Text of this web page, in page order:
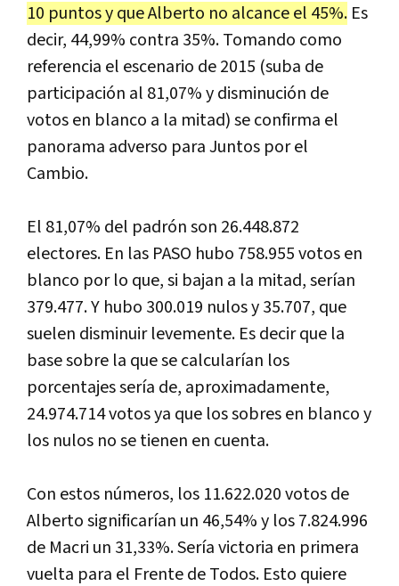
10 puntos y que Alberto no alcance el 45%. Es
decir, 44,99% contra 35%. Tomando como
referencia el escenario de 2015 (suba de
participación al 81,07% y disminución de
votos en blanco a la mitad) se confirma el
panorama adverso para Juntos por el
Cambio.
El 81,07% del padrón son 26.448.872
electores. En las PASO hubo 758.955 votos en
blanco por lo que, si bajan a la mitad, serían
379.477. Y hubo 300.019 nulos y 35.707, que
suelen disminuir levemente. Es decir que la
base sobre la que se calcularían los
porcentajes sería de, aproximadamente,
24.974.714 votos ya que los sobres en blanco y
los nulos no se tienen en cuenta.
Con estos números, los 11.622.020 votos de
Alberto significarían un 46,54% y los 7.824.996
de Macri un 31,33%. Sería victoria en primera
vuelta para el Frente de Todos. Esto quiere